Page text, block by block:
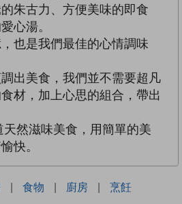
朱古力、方便美味的即食
心湯。
也是我們最佳的心情調味
出美食，我們並不需要超凡
材，加上心思的組合，帶出
然滋味美食，用簡單的美
快。
| 食物 | 廚房 | 烹飪